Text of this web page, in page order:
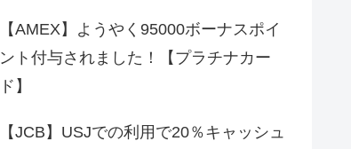
【AMEX】ようやく95000ボーナスポイ
ント付与されました！【プラチナカー
ド】
【JCB】USJでの利用で20％キャッシュ